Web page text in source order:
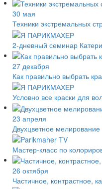
30 мая
Техники экстремальных
2-дневный семинар
27 декабря
Как правильно выбрать
Условно все краски для
23 апреля
Двухцветное мелирование
Мастер-класс по
26 октября
Частичное, контрастное,